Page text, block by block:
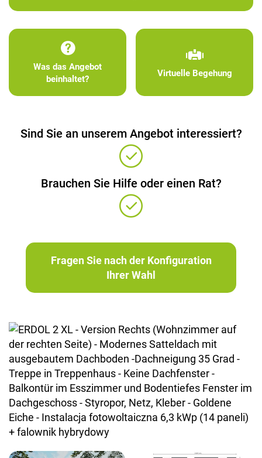
Was das Angebot
beinhaltet?
Virtuelle Begehung
Sind Sie an unserem Angebot interessiert?
Brauchen Sie Hilfe oder einen Rat?
Fragen Sie nach der Konfiguration
Ihrer Wahl